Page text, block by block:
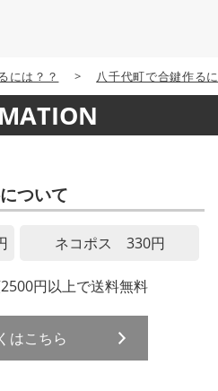
には？？ > 八千代町で合鍵作る
ついて
ネコポス 330円
円以上で送料無料
はこちら